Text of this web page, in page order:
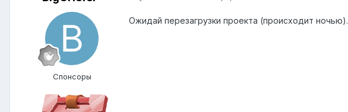
Спонсоры
Ожидай перезагрузки проекта (происходит ночью).